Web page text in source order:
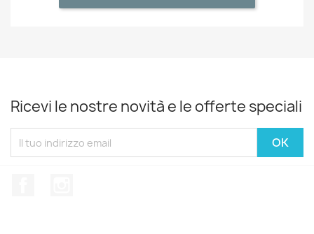
Ricevi le nostre novità e le offerte speciali